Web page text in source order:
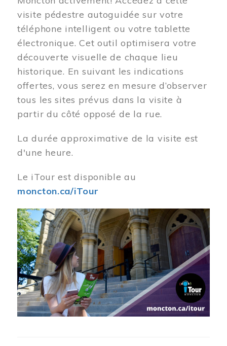
visite pédestre autoguidée sur votre
téléphone intelligent ou votre tablette
électronique. Cet outil optimisera votre
découverte visuelle de chaque lieu
historique. En suivant les indications
offertes, vous serez en mesure d’observer
tous les sites prévus dans la visite à
partir du côté opposé de la rue.
La durée approximative de la visite est
d'une heure.
Le iTour est disponible au
moncton.ca/iTour